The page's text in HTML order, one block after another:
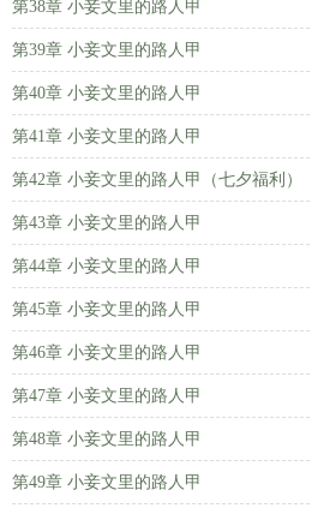
第38章 小妾文里的路人甲
第39章 小妾文里的路人甲
第40章 小妾文里的路人甲
第41章 小妾文里的路人甲
第42章 小妾文里的路人甲（七夕福利）
第43章 小妾文里的路人甲
第44章 小妾文里的路人甲
第45章 小妾文里的路人甲
第46章 小妾文里的路人甲
第47章 小妾文里的路人甲
第48章 小妾文里的路人甲
第49章 小妾文里的路人甲